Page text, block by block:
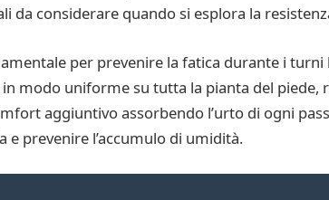
da considerare quando si esplora la
per prevenire la fatica durante i
modo uniforme su tutta la pianta del piede,
aggiuntivo assorbendo l’urto di ogni
prevenire l’accumulo di umidità.